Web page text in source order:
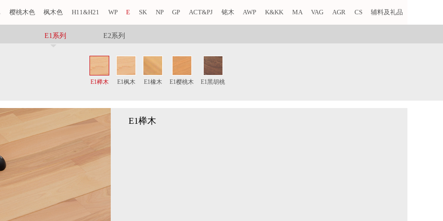
樱桃木色 枫木色 H11&H21 WP E SK NP GP ACT&PJ 铭木 AWP K&KK MA VAG AGR CS 辅料及礼品
E1系列 E2系列
E1榉木 E1枫木 E1橡木 E1樱桃木 E1黑胡桃
E1榉木